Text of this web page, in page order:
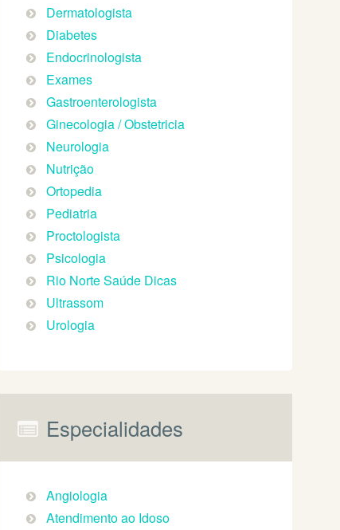
Dermatologista
Diabetes
Endocrinologista
Exames
Gastroenterologista
Ginecologia / Obstetricia
Neurologia
Nutrição
Ortopedia
Pediatria
Proctologista
Psicologia
Rio Norte Saúde Dicas
Ultrassom
Urologia
Especialidades
Angiologia
Atendimento ao Idoso